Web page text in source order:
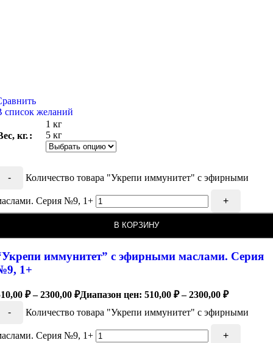
список желаний
кг.
1 кг
5 кг
- Количество товара "Укрепи иммунитет" с эфирными
Серия №9, 1+ +
В КОРЗИНУ
иммунитет” с эфирными маслами. Серия
1+
₽ – 2300,00 ₽Диапазон цен: 510,00 ₽ – 2300,00 ₽
-
Количество товара "Укрепи иммунитет" с эфирными
Серия №9, 1+
+